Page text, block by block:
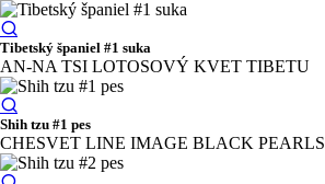
Tibetský španiel #1 suka
AN-NA TSI LOTOSOVÝ KVET TIBETU
Shih tzu #1 pes
CHESVET LINE IMAGE BLACK PEARLS